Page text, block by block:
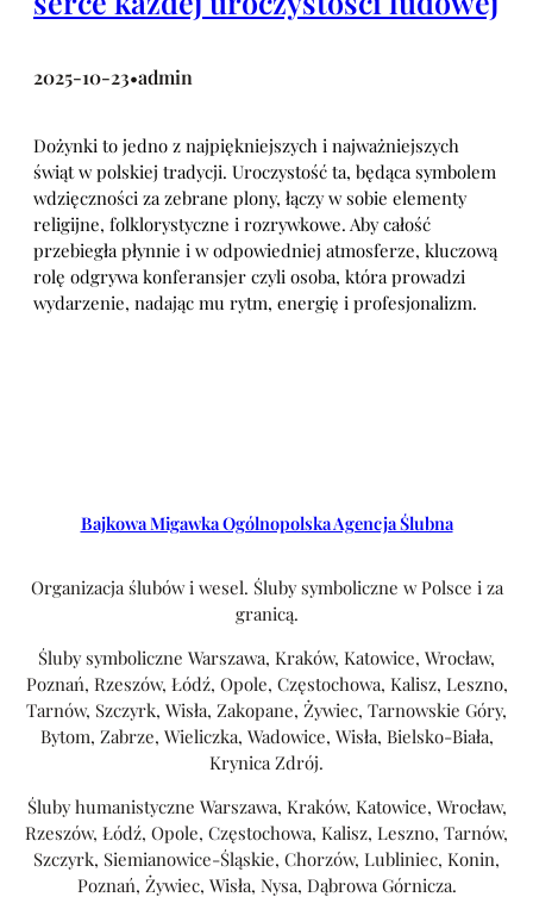
2025-10-23•admin
Dożynki to jedno z najpiękniejszych i najważniejszych
świąt w polskiej tradycji. Uroczystość ta, będąca symbolem
wdzięczności za zebrane plony, łączy w sobie elementy
religijne, folklorystyczne i rozrywkowe. Aby całość
przebiegła płynnie i w odpowiedniej atmosferze, kluczową
rolę odgrywa konferansjer czyli osoba, która prowadzi
wydarzenie, nadając mu rytm, energię i profesjonalizm.
Bajkowa Migawka Ogólnopolska Agencja Ślubna
Organizacja ślubów i wesel. Śluby symboliczne w Polsce i za
granicą.
Śluby symboliczne Warszawa, Kraków, Katowice, Wrocław,
Poznań, Rzeszów, Łódź, Opole, Częstochowa, Kalisz, Leszno,
Tarnów, Szczyrk, Wisła, Zakopane, Żywiec, Tarnowskie Góry,
Bytom, Zabrze, Wieliczka, Wadowice, Wisła, Bielsko-Biała,
Krynica Zdrój.
Śluby humanistyczne Warszawa, Kraków, Katowice, Wrocław,
Rzeszów, Łódź, Opole, Częstochowa, Kalisz, Leszno, Tarnów,
Szczyrk, Siemianowice-Śląskie, Chorzów, Lubliniec, Konin,
Poznań, Żywiec, Wisła, Nysa, Dąbrowa Górnicza.